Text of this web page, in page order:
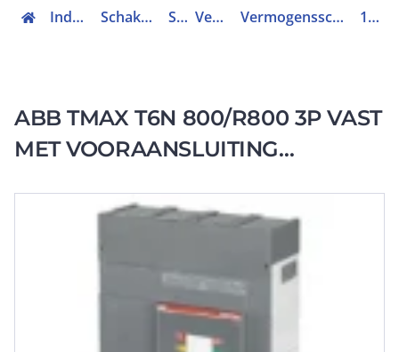
Industriele componenten Schakelen, bedienen en signaleren Schakelaars Vermogenschakelaars Vermogensschakelaar trafo, generator en installatiebeveiliging 1SDA060214R1
ABB TMAX T6N 800/R800 3P VAST
MET VOORAANSLUITING